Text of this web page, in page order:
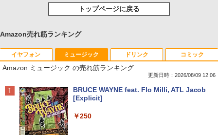
トップページに戻る
Amazon売れ筋ランキング
イヤフォン
Anker Soundcore P40i オフホワイト
ミュージック
Amazon ミュージック の売れ筋ランキング
更新日時：2026/08/09 12:06
BRUCE WAYNE feat. Flo Milli, ATL Jacob
[Explicit]
￥250
ドリンク コミック